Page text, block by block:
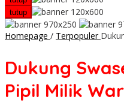
tutup
Homepage / Terpopuler
Dukung
Pipil Milik